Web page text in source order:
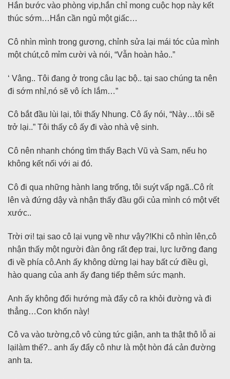
Hắn bước vào phòng vip,hắn chỉ mong cuộc họp này kết
thúc sớm…Hắn cần ngủ một giấc…
Cô nhìn mình trong gương, chỉnh sửa lại mái tóc của mình
một chút,cô mỉm cười và nói, “Vẫn hoàn hảo..”
‘ Vâng.. Tôi đang ở trong câu lạc bộ.. tại sao chúng ta nên
đi sớm nhỉ,nó sẽ vô ích lắm…”
Cô bắt đầu lùi lại, tôi thấy Nhung. Cô ấy nói, “Này…tôi sẽ
trở lại..” Tôi thấy cô ấy đi vào nhà vệ sinh.
Cô nên nhanh chóng tìm thấy Bạch Vũ và Sam, nếu họ
không kết nối với ai đó.
Cô đi qua những hành lang trống, tôi suýt vấp ngã..Cô rít
lên và đứng dậy và nhận thấy đầu gối của mình có một vết
xước..
Trời ơi! tại sao cô lại vụng về như vậy?!Khi cô nhìn lên,cô
nhận thấy một người đàn ông rất đẹp trai, lực lưỡng đang
đi về phía cô.Anh ấy không dừng lại hay bất cứ điều gì,
hào quang của anh ấy đang tiếp thêm sức mạnh.
Anh ấy không đổi hướng mà đẩy cô ra khỏi đường và đi
thẳng…Con khốn này!
Cô va vào tường,cô vô cùng tức giận, anh ta thật thô lỗ ai
lạilàm thế?.. anh ấy đẩy cô như là một hòn đá cản đường
anh ta.